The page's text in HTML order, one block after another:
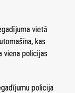
vietā
kas
viena policijas
policija